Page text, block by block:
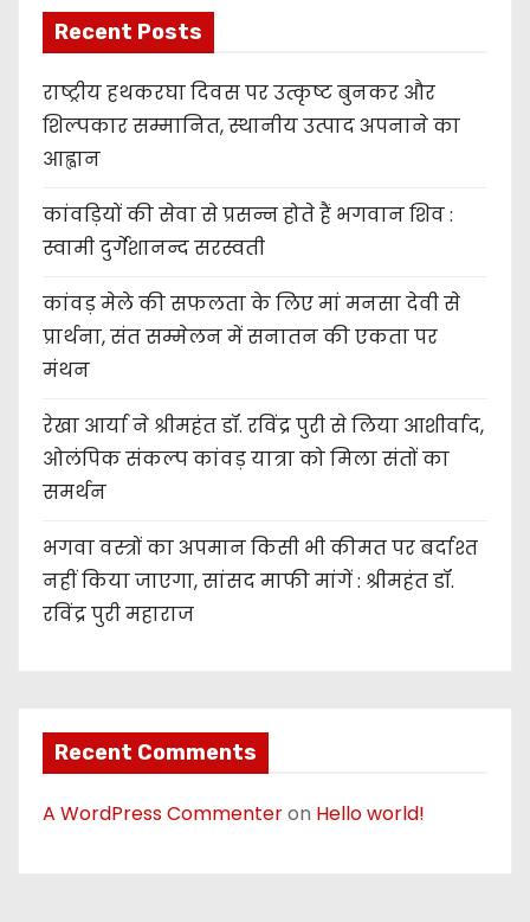
Recent Posts
राष्ट्रीय हथकरघा दिवस पर उत्कृष्ट बुनकर और
शिल्पकार सम्मानित, स्थानीय उत्पाद अपनाने का
आह्वान
कांवड़ियों की सेवा से प्रसन्न होते हैं भगवान शिव :
स्वामी दुर्गेशानन्द सरस्वती
कांवड़ मेले की सफलता के लिए मां मनसा देवी से
प्रार्थना, संत सम्मेलन में सनातन की एकता पर
मंथन
रेखा आर्या ने श्रीमहंत डॉ. रविंद्र पुरी से लिया आशीर्वाद,
ओलंपिक संकल्प कांवड़ यात्रा को मिला संतों का
समर्थन
भगवा वस्त्रों का अपमान किसी भी कीमत पर बर्दाश्त
नहीं किया जाएगा, सांसद माफी मांगें : श्रीमहंत डॉ.
रविंद्र पुरी महाराज
Recent Comments
A WordPress Commenteron Hello world!